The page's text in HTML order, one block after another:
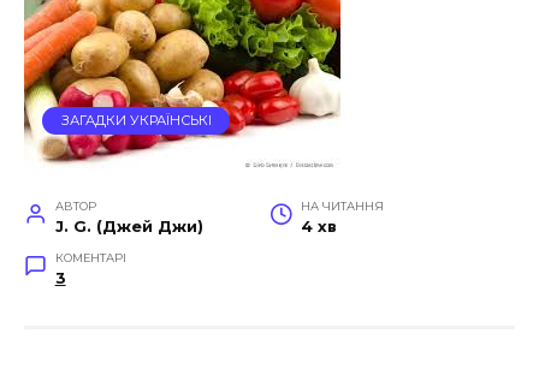
ЗАГАДКИ УКРАЇНСЬКІ
АВТОР
J. G. (Джей Джи)
НА ЧИТАННЯ
4 хв
КОМЕНТАРІ
3